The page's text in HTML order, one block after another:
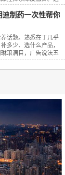
制药一次性帮你
话题。熟悉在于几乎
多少、选什么产品，
琅满目，广告说法五